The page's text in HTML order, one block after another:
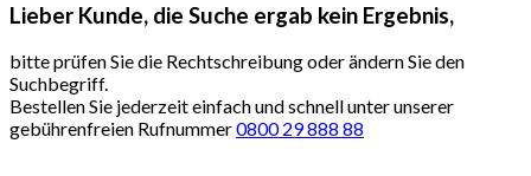
Lieber Kunde, die Suche ergab kein Ergebnis,
bitte prüfen Sie die Rechtschreibung oder ändern Sie den
Suchbegriff.
Bestellen Sie jederzeit einfach und schnell unter unserer
gebührenfreien Rufnummer0800 29 888 88